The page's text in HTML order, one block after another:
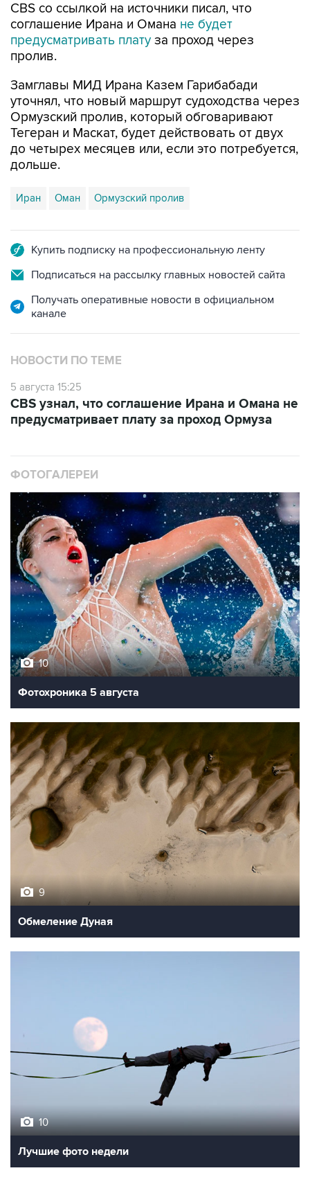
CBS со ссылкой на источники писал, что
соглашение Ирана и Омана не будет
предусматривать плату за проход через
пролив.
Замглавы МИД Ирана Казем Гарибабади
уточнял, что новый маршрут судоходства через
Ормузский пролив, который обговаривают
Тегеран и Маскат, будет действовать от двух
до четырех месяцев или, если это потребуется,
дольше.
Иран Оман Ормузский пролив
Купить подписку на профессиональную ленту
Подписаться на рассылку главных новостей сайта
Получать оперативные новости в официальном
канале
НОВОСТИ ПО ТЕМЕ
5 августа 15:25
CBS узнал, что соглашение Ирана и Омана не
предусматривает плату за проход Ормуза
ФОТОГАЛЕРЕИ
10
Фотохроника 5 августа
9
Обмеление Дуная
10
Лучшие фото недели